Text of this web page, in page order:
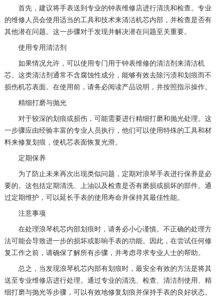
首先，建议将手表送到专业的钟表维修店进行清洗和检查。专业
的维修人员会使用适当的工具和技术来清洁机芯内部，并检查是否有
其他潜在问题。这一步骤对于发现并解决潜在问题至关重要。
使用专用清洁剂
如果情况允许，可以使用专门用于钟表维修的清洁剂来清洁机
芯。这类清洁剂通常不含腐蚀性成分，能够有效去除污渍和划痕而不
损伤机芯表面。在使用前，请务必阅读产品说明，并按照指示操作。
精细打磨与抛光
对于较深的划痕或损伤，可能需要进行精细打磨和抛光处理。这
一步骤应由经验丰富的专业人员执行，他们可以使用特殊的工具和材
料来修复划痕，使机芯表面恢复光滑。
定期保养
为了防止未来再次出现类似问题，定期对浪琴手表进行保养是必
要的。这包括定期清洗、上油以及检查是否有磨损或损坏的部件。通
过定期维护，可以延长手表的使用寿命并保持其最佳性能。
注意事项
在处理浪琴机芯内部划痕时，请务必小心谨慎。不正确的处理方
法可能会导致进一步的损坏或影响手表的功能。因此，在尝试任何修
复工作之前，请确保了解所有步骤，并考虑寻求专业人士的帮助。
总之，当发现浪琴机芯内部有划痕时，最安全有效的方法是将其
送至专业维修店进行处理。通过专业的清洗、检查、清洁剂使用、精
细打磨与抛光等步骤，可以有效地修复划痕并保持手表的良好状态。